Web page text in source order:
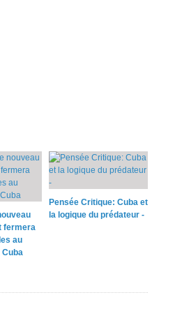
fermera
au
Cuba
Pensée Critique: Cuba et
la logique du prédateur -